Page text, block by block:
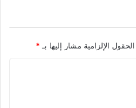
الحقول الإلزامية مشار إليها بـ *